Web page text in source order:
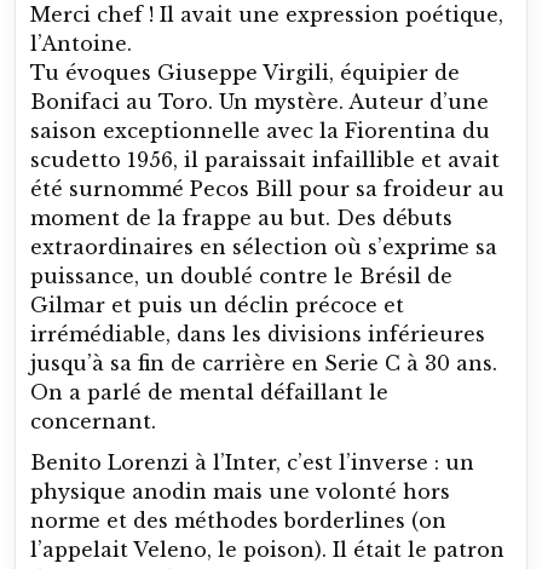
irrémédiable, dans les divisions inférieures
jusqu’à sa fin de carrière en Serie C à 30 ans.
On a parlé de mental défaillant le
concernant.
Benito Lorenzi à l’Inter, c’est l’inverse : un
physique anodin mais une volonté hors
norme et des méthodes borderlines (on
l’appelait Veleno, le poison). Il était le patron
du vestiaire de l’Inter et a pourri la vie à ceux
qui pouvaient le concurrencer. L’oriundo
Angelillo en a souffert à ses débuts.
0 0
Khiadiatoulin dit :